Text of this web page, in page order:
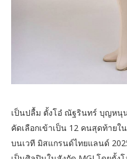
เป็นปลื้ม ตั้งโอ๋ ณัฐรินทร์ บุญหนุ
คัดเลือกเข้าเป็น 12 คนสุดท้าย
บนเวที มิสแกรนด์ไทยแลนด์